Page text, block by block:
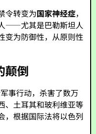
令转变为国家神经症，
——尤其是巴勒斯坦人
为防御性，从原则性
倒
事行动，杀害了数万
、土耳其和玻利维亚等
，根据国际法将以色列